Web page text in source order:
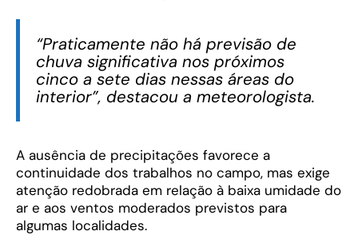
“Praticamente não há previsão de
chuva significativa nos próximos
cinco a sete dias nessas áreas do
interior”, destacou a meteorologista.
A ausência de precipitações favorece a
continuidade dos trabalhos no campo, mas exige
atenção redobrada em relação à baixa umidade do
ar e aos ventos moderados previstos para
algumas localidades.